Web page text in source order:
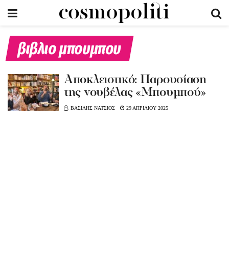
βιβλιο μπουμπου
Αποκλειστικό: Παρουσίαση
της νουβέλας «Μπουμπού»
ΒΑΣΙΛΗΣ ΝΑΤΣΙΟΣ 29 ΑΠΡΙΛΙΟΥ 2025